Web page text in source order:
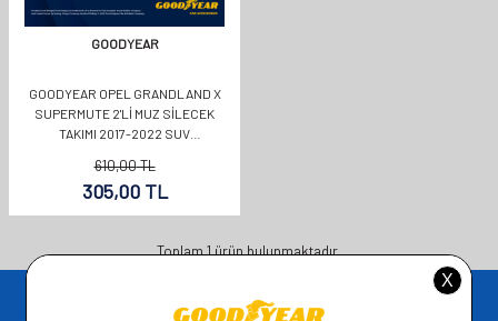
GOODYEAR
GOODYEAR OPEL GRANDLAND X
SUPERMUTE 2'LI MUZ SILECEK
TAKIMI 2017-2022 SUV
610,00TL
305,00TL
Toplam1ürün bulunmaktadır.